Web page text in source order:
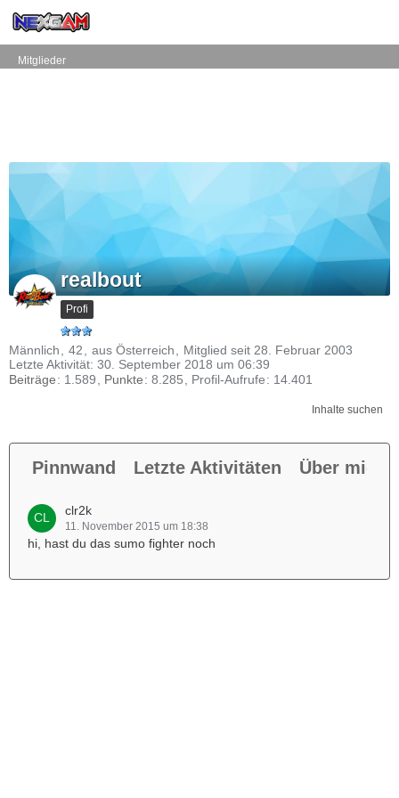
Mitglieder
realbout
Profi
Männlich 42 aus Österreich
Mitglied seit 28. Februar 2003
Letzte Aktivität: 30. September 2018 um 06:39
Beiträge
1.589 Punkte 8.285 Profil-Aufrufe 14.401
Inhalte suchen
Pinnwand Letzte Aktivitäten Über mich
clr2k
11. November 2015 um 18:38
hi, hast du das sumo fighter noch